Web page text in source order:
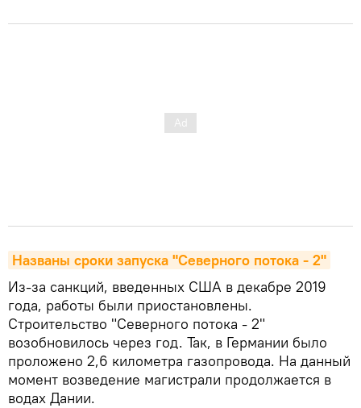
Названы сроки запуска "Северного потока - 2"
Из-за санкций, введенных США в декабре 2019
года, работы были приостановлены.
Строительство "Северного потока - 2"
возобновилось через год. Так, в Германии было
проложено 2,6 километра газопровода. На данный
момент возведение магистрали продолжается в
водах Дании.